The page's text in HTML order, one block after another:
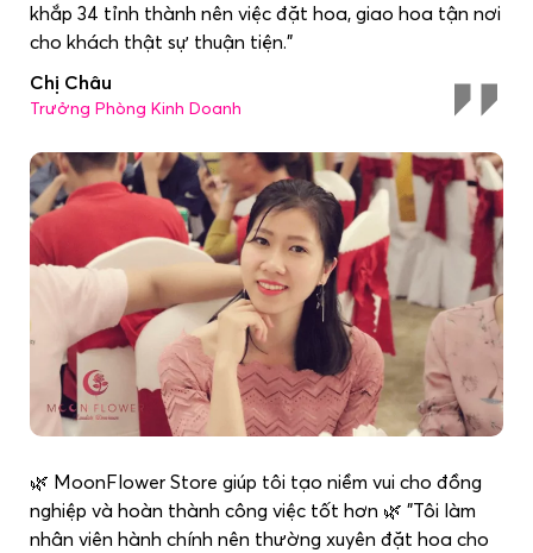
khắp 34 tỉnh thành nên việc đặt hoa, giao hoa tận nơi
cho khách thật sự thuận tiện."
Chị Châu
Trưởng Phòng Kinh Doanh
🌿 MoonFlower Store giúp tôi tạo niềm vui cho đồng
nghiệp và hoàn thành công việc tốt hơn 🌿 "Tôi làm
nhân viên hành chính nên thường xuyên đặt hoa cho